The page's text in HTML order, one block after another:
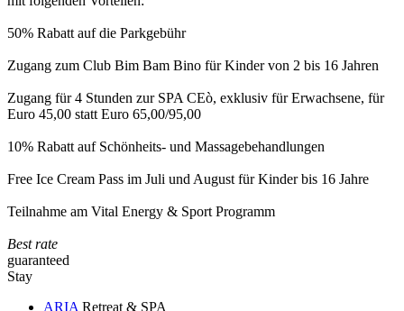
50% Rabatt auf die Parkgebühr
Zugang zum Club Bim Bam Bino für Kinder von 2 bis 16 Jahren
Zugang für 4 Stunden zur SPA CEò, exklusiv für Erwachsene, für
Euro 45,00 statt Euro 65,00/95,00
10% Rabatt auf Schönheits- und Massagebehandlungen
Free Ice Cream Pass im Juli und August für Kinder bis 16 Jahre
Teilnahme am Vital Energy & Sport Programm
Best rate
guaranteed
Stay
ARIA Retreat & SPA